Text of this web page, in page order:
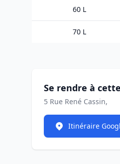
60 L
70 L
Se rendre à
5 Rue René Cassin,
Itinéraire